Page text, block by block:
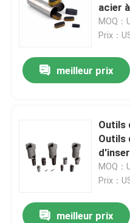
acier
MOQ
Prix：
meilleur prix
Outils
Outils
MOQ：
Prix：
meilleur prix